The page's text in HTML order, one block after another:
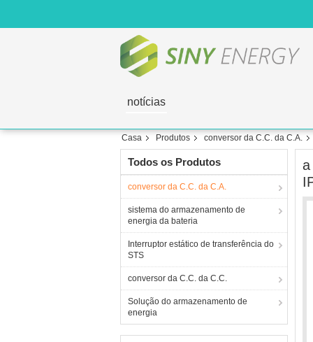
notícias
Casa Produtos conversor da C.C. da C.A.
Todos os Produtos
conversor da C.C. da C.A.
sistema do armazenamento de
energia da bateria
Interruptor estático de transferência do
STS
conversor da C.C. da C.C.
Solução do armazenamento de
energia
a